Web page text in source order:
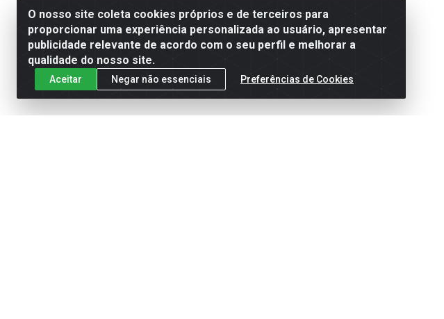
O nosso site coleta cookies próprios e de terceiros para
proporcionar uma experiência personalizada ao usuário, apresentar
publicidade relevante de acordo com o seu perfil e melhorar a
qualidade do nosso site.
Aceitar Negar não essenciais Preferências de Cookies